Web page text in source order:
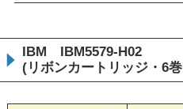
IBM IBM5579-H02
(リボンカートリッジ・6